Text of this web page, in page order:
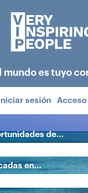
mundo es tuyo
Iniciar sesión
de...
en...